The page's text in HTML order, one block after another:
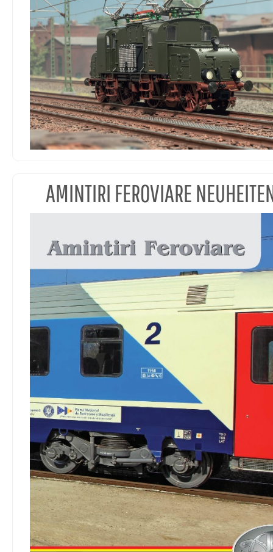
AMINTIRI FEROVIARE